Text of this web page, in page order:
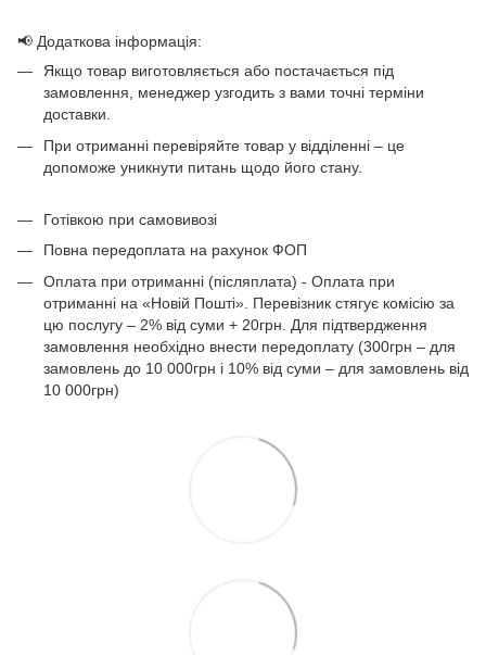
📢 Додаткова інформація:
Якщо товар виготовляється або постачається під
замовлення, менеджер узгодить з вами точні терміни
доставки.
При отриманні перевіряйте товар у відділенні – це
допоможе уникнути питань щодо його стану.
Готівкою при самовивозі
Повна передоплата на рахунок ФОП
Оплата при отриманні (післяплата) - Оплата при
отриманні на «Новій Пошті». Перевізник стягує комісію за
цю послугу – 2% від суми + 20грн. Для підтвердження
замовлення необхідно внести передоплату (300грн – для
замовлень до 10 000грн і 10% від суми – для замовлень від
10 000грн)